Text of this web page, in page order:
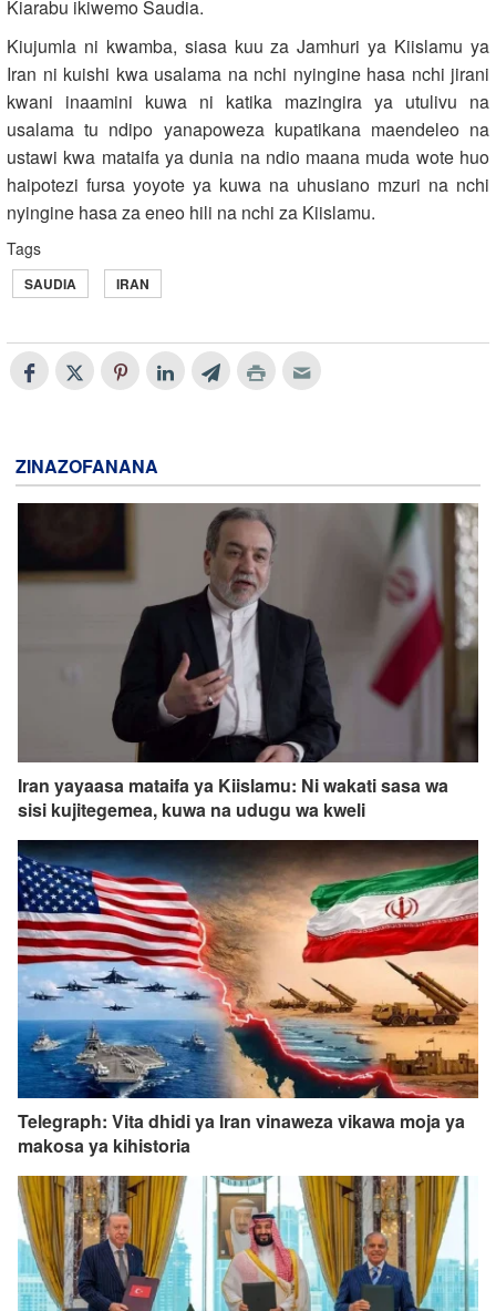
Kiarabu ikiwemo Saudia.
Kiujumla ni kwamba, siasa kuu za Jamhuri ya Kiislamu ya
Iran ni kuishi kwa usalama na nchi nyingine hasa nchi jirani
kwani inaamini kuwa ni katika mazingira ya utulivu na
usalama tu ndipo yanapoweza kupatikana maendeleo na
ustawi kwa mataifa ya dunia na ndio maana muda wote huo
haipotezi fursa yoyote ya kuwa na uhusiano mzuri na nchi
nyingine hasa za eneo hili na nchi za Kiislamu.
Tags
SAUDIA IRAN
ZINAZOFANANA
Iran yayaasa mataifa ya Kiislamu: Ni wakati sasa wa
sisi kujitegemea, kuwa na udugu wa kweli
Telegraph: Vita dhidi ya Iran vinaweza vikawa moja ya
makosa ya kihistoria